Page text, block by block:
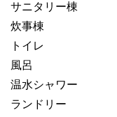
サニタリー棟
炊事棟
トイレ
風呂
温水シャワー
ランドリー